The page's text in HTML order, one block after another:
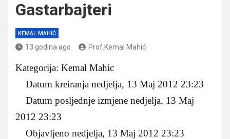
Gastarbajteri
KEMAL MAHIĆ
13 godina ago Prof.Kemal Mahić
Kategorija: Kemal Mahic
Datum kreiranja nedjelja, 13 Maj 2012 23:23
Datum posljednje izmjene nedjelja, 13 Maj
2012 23:23
Objavljeno nedjelja, 13 Maj 2012 23:23